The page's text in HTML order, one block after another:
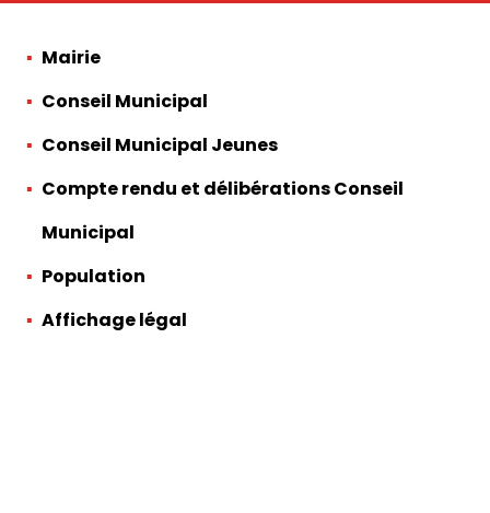
Mairie
Conseil Municipal
Conseil Municipal Jeunes
Compte rendu et délibérations Conseil
Municipal
Population
Affichage légal